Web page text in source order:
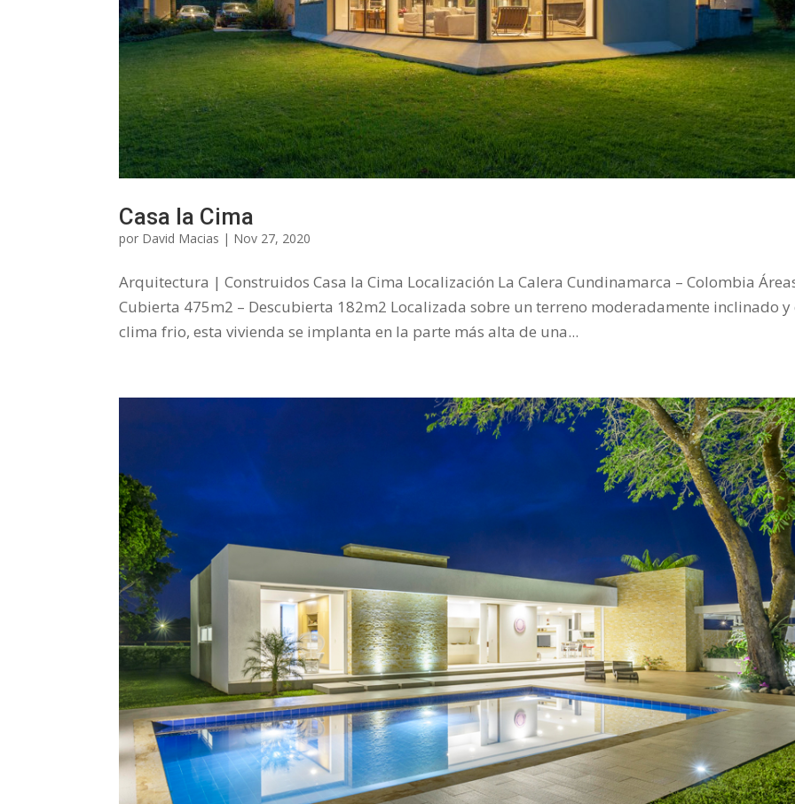
Casa la Cima
por David Macias | Nov 27, 2020
Arquitectura | Construidos Casa la Cima Localización La Calera Cundinamarca – Colombia
Cubierta 475m2 – Descubierta 182m2 Localizada sobre un terreno moderadamente inclinado y
clima frio, esta vivienda se implanta en la parte más alta de una...